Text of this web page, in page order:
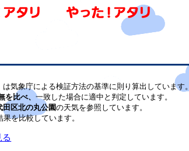
気象庁による検証方法の基準に則り算出しています。
比べ、 一致した場合に適中と判定しています。
田区北の丸公園の天気を参照しています。
果を比較しています。